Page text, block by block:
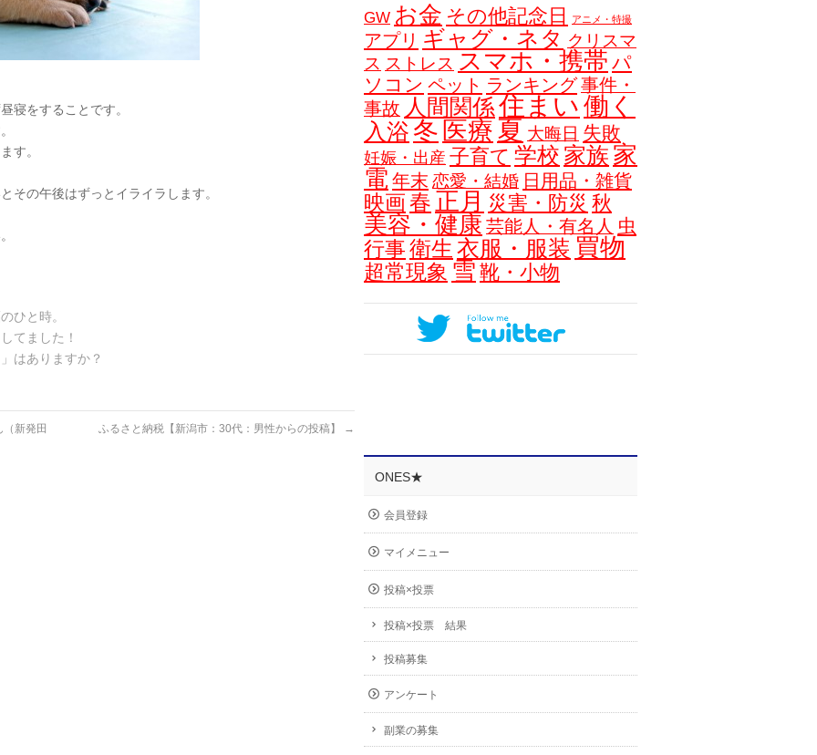
寝をすることです。
す。
その午後はずっとイライラします。
ひと時。
てました！
はありますか？
新発田 ふるさと納税【新潟市：30代：男性からの投稿】 →
GW お金 その他記念日 アニメ・特撮
アプリ ギャグ・ネタ クリスマ
ス ストレス スマホ・携帯 パ
ソコン ペット ランキング事件・
事故 人間関係住まい働く
入浴 冬 医療夏 大晦日 失敗
妊娠・出産 子育て 学校 家族 家
電 年末 恋愛・結婚 日用品・雑貨
映画春 正月 災害・防災 秋
美容・健康 芸能人・有名人 虫
行事衛生 衣服・服装 買物
超常現象 雪 靴・小物
ONES★
会員登録
マイメニュー
投稿×投票
投稿×投票 結果
投稿募集
アンケート
副業の募集